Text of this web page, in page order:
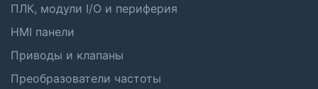
ПЛК, модули I/O и периферия
HMI панели
Приводы и клапаны
Преобразователи частоты